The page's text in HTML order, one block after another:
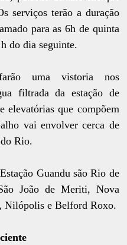
serviços terão a duração
para as 6h de quinta
do dia seguinte.
uma vistoria nos
filtrada da estação de
elevatórias que compõem
vai envolver cerca de
Rio.
Guandu são Rio de
João de Meriti, Nova
Nilópolis e Belford Roxo.